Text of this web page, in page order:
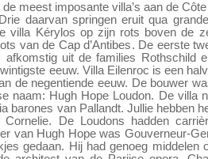
meest imposante villa’s aan de
daarvan springen eruit qua
villa Kérylos op zijn rots boven de
van de Cap d’Antibes. De eerste
afkomstig uit de families Rothschild
eeuw. Villa Eilenroc is een
de negentiende eeuw. De bouwer
naam: Hugh Hope Loudon. De villa
barones van Pallandt. Jullie hebben
Cornelie. De Loudons hadden
van Hugh Hope was Gouverneur-
gedaan. Hij had genoeg middelen